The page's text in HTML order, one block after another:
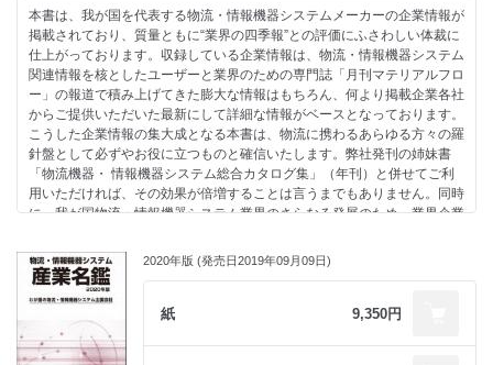
高機能パレット洗浄機
・物流関連主要団体概要一覧（39団体）
・メーカー別物流関連製品一覧（一目で各メーカーの取扱製品がわかる早
見表）
・物流機器・情報システム主要メーカー一覧
産業車輛・小型運搬車……………………………………… 39
搬送機器・システム… ………………………………………53
保管機器・システム… ………………………………………75
情報・計量機器・システム………………………………… 87
パレット・コンテナ関連機器… ………………………… 105
包装・梱包システム……………………………………… 117
その他……………………………………………………… 121
統計調査①物流ロボティクス、A6V/ 搬送ロボット、フィールドワーク支
援ソリューション市場調査結果紹介…………………… 128
統計調査②2019年度、物流システム機器生産出荷統計の概要を紹
統計調査③物流関連市場調査結果を紹介……… 138
総合物流施策大網（2021年度～2025年度）徹底解説
コロナ禍でサプライチェーンの直面する課題が鮮明に………… 152
物流関連主要団体概要一覧（39 団体）…… 164
メーカー別物流関連製品一覧… 178
物流機器・情報システム主要
本書は、我が国を代表する物流・情報機器システムメーカーの企業情報が
掲載されており、質量ともに“業界の四季報”との評価にふさわしい体裁に
仕上がっております。収録している企業情報は、物流・情報機器システム
関連情報を核としたユーザーと業界のための専門誌「月刊マテリアルフロ
ー」の報道で積み上げてきた膨大な情報はもちろん、何より掲載企業各社
からご提供いただいた最新にして詳細な情報がベースとなっております。
こうした企業情報の集大成となる本書は、物流に携わるあらゆる方々の羅
針盤として必ずやお役に立つものと確信いたします。弊社発刊の姉妹書
「物流機器・ 情報機器システム総合カタログ集」（年刊）と併せてご利
用いただければ、その効果が倍増することは言うまでもありません。同時
に、我が国物流・情報機器システム業界のさらなる発展のため、業界企業
ていただければ、これに勝る喜びはありません。
-----------------------------------------------------------
産業名鑑 2021 年版 目次
総合物流システム…………………………………………… 31
2020年版 (発売日2019年09月09日)
紙 9,350円